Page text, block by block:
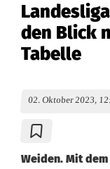
den Blick
Tabelle
02. Oktober 2023,
Weiden. Mit